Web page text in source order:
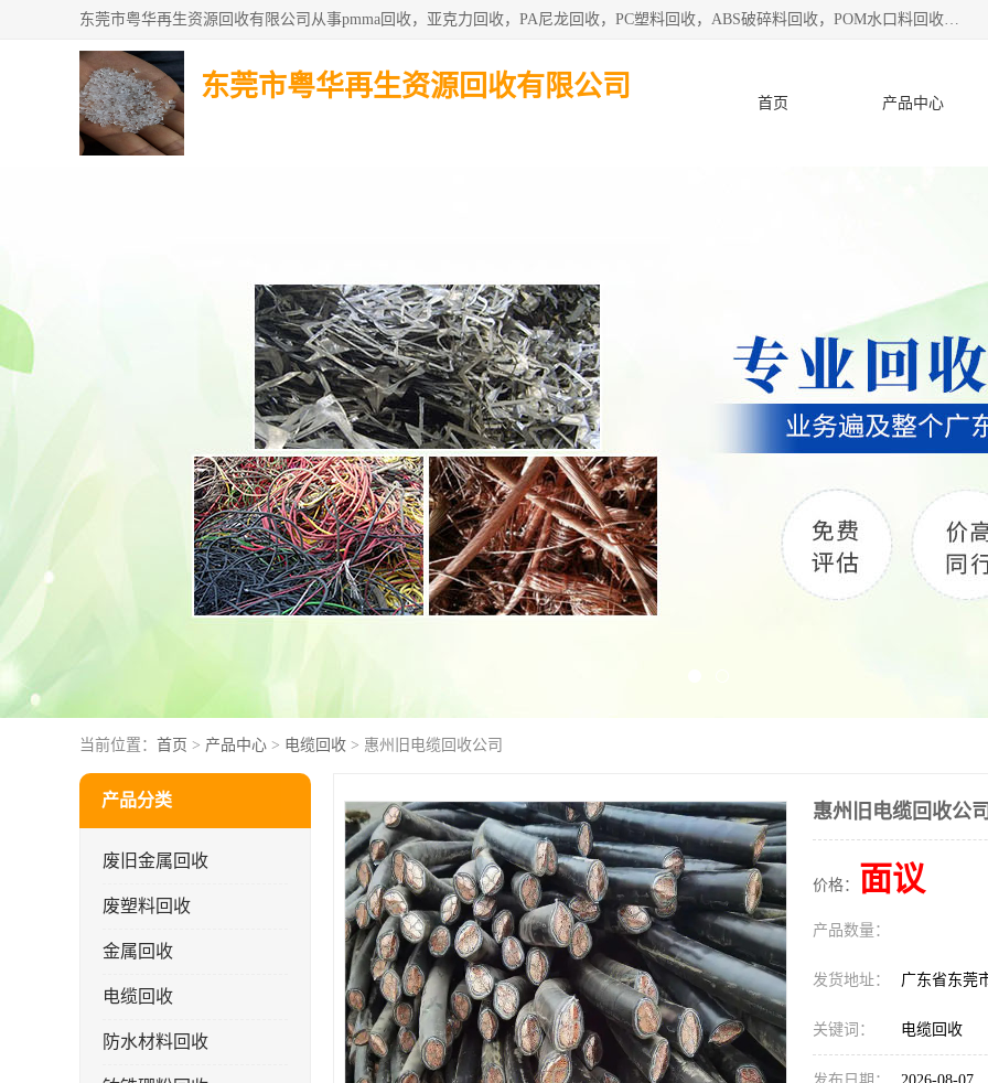
东莞市粤华再生资源回收有限公司从事pmma回收，亚克力回收，PA尼龙回收，PC塑料回收，ABS破碎料回收，POM水口料回收、废不锈钢回收等各类工厂废料回收等。
东莞市粤华再生资源回收有限公司
首页 产品中心
当前位置： 首页 > 产品中心 > 电缆回收 > 惠州旧电缆回收公司
产品分类
废旧金属回收
废塑料回收
金属回收
电缆回收
防水材料回收
惠州旧电缆回收公
价格： 面议
产品数量：
发货地址： 广东省东
关键词： 电缆回收